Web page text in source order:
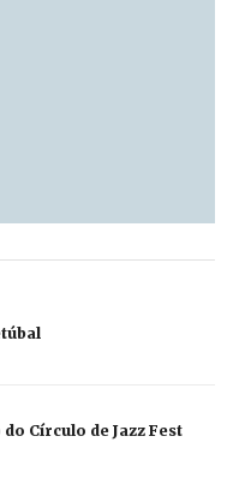
Círculo de Jazz Fest